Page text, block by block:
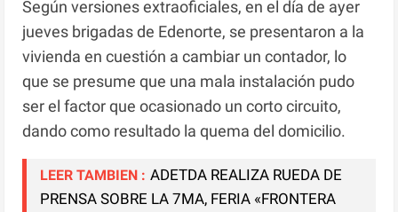
Según versiones extraoficiales, en el día de ayer
jueves brigadas de Edenorte, se presentaron a la
vivienda en cuestión a cambiar un contador, lo
que se presume que una mala instalación pudo
ser el factor que ocasionado un corto circuito,
dando como resultado la quema del domicilio.
LEER TAMBIEN : ADETDA REALIZA RUEDA DE
PRENSA SOBRE LA 7MA, FERIA «FRONTERA